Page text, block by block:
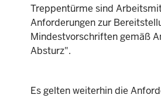
Treppentürme sind
Anforderungen zur
Mindestvorschriften gemäß
Absturz".
Es gelten weiterhin die